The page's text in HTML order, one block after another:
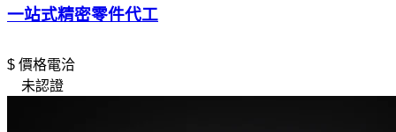
一站式精密零件代工
$ 價格電洽
未認證